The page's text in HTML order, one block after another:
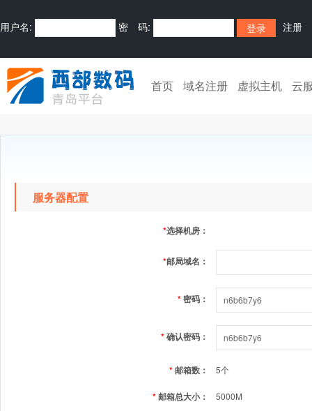
用户名: 密 码: 注册
首页 域名注册 虚拟主机 云
服务器配置
*选择机房：
*邮局域名：
*密码：
*确认密码：
*邮箱数： 5个
*邮箱总大小： 5000M